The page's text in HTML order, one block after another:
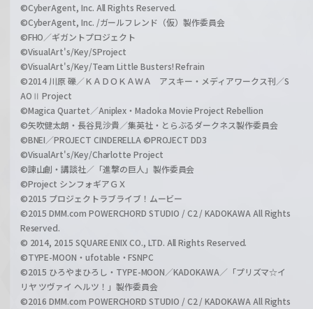
©CyberAgent, Inc. All Rights Reserved.
©CyberAgent, Inc. /ガールフレンド（仮）製作委員会
©FHO／ギガントプロジェクト
©VisualArt's/Key/SProject
©VisualArt's/Key/Team Little Busters! Refrain
©2014 川原 礫／ＫＡＤＯＫＡＷＡ アスキー・メディアワークス刊／S
AOⅡ Project
©Magica Quartet／Aniplex・Madoka Movie Project Rebellion
©矢吹健太朗・長谷見沙貴／集英社・とらぶるダークネス製作委員会
©BNEI／PROJECT CINDERELLA ©PROJECT DD3
©VisualArt's/Key/Charlotte Project
©諫山創・講談社／「進撃の巨人」製作委員会
©Project シンフォギアＧＸ
©2015 プロジェクトラブライブ！ムービー
©2015 DMM.com POWERCHORD STUDIO / C2 / KADOKAWA All Rights
Reserved.
© 2014, 2015 SQUARE ENIX CO., LTD. All Rights Reserved.
©TYPE-MOON・ufotable・FSNPC
©2015 ひろやまひろし・TYPE-MOON／KADOKAWA／「プリズマ☆イ
リヤ ツヴァイ ヘルツ！」製作委員会
©2016 DMM.com POWERCHORD STUDIO / C2 / KADOKAWA All Rights